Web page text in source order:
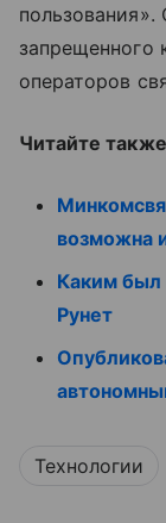
пользования».
запрещенного
операторов
Читайте
возможна
Каким был
Рунет
Технологии